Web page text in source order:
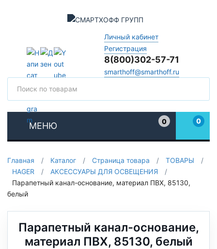
Личный кабинет
Регистрация
8(800)302-57-71
smarthoff@smarthoff.ru
МЕНЮ
0
0
Главная / Каталог / Страница товара / ТОВАРЫ
/
HAGER
/ АКСЕССУАРЫ ДЛЯ ОСВЕЩЕНИЯ
/
Парапетный канал-основание, материал ПВХ, 85130,
белый
Парапетный канал-основание,
материал ПВХ, 85130, белый